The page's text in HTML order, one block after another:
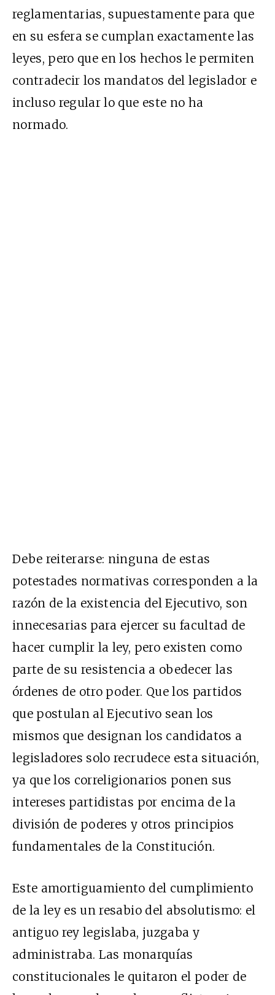
reglamentarias, supuestamente para que
en su esfera se cumplan exactamente las
leyes, pero que en los hechos le permiten
contradecir los mandatos del legislador e
incluso regular lo que este no ha
normado.
Debe reiterarse: ninguna de estas
potestades normativas corresponden a la
razón de la existencia del Ejecutivo, son
innecesarias para ejercer su facultad de
hacer cumplir la ley, pero existen como
parte de su resistencia a obedecer las
órdenes de otro poder. Que los partidos
que postulan al Ejecutivo sean los
mismos que designan los candidatos a
legisladores solo recrudece esta situación,
ya que los correligionarios ponen sus
intereses partidistas por encima de la
división de poderes y otros principios
fundamentales de la Constitución.
Este amortiguamiento del cumplimiento
de la ley es un resabio del absolutismo: el
antiguo rey legislaba, juzgaba y
administraba. Las monarquías
constitucionales le quitaron el poder de